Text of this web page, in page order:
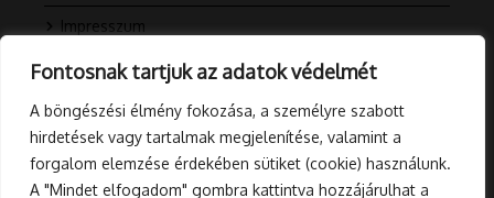
Fontosnak tartjuk az adatok védelmét
A böngészési élmény fokozása, a személyre szabott
hirdetések vagy tartalmak megjelenítése, valamint a
forgalom elemzése érdekében sütiket (cookie) használunk.
A "Mindet elfogadom" gombra kattintva hozzájárulhat a
Impresszum
Kapcsolat
Rólunk
Blog